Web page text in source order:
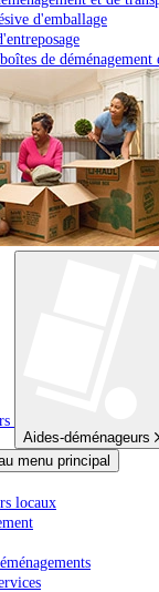
d'emballage
de déménagement
Aides-déménageurs
menu principal
locaux